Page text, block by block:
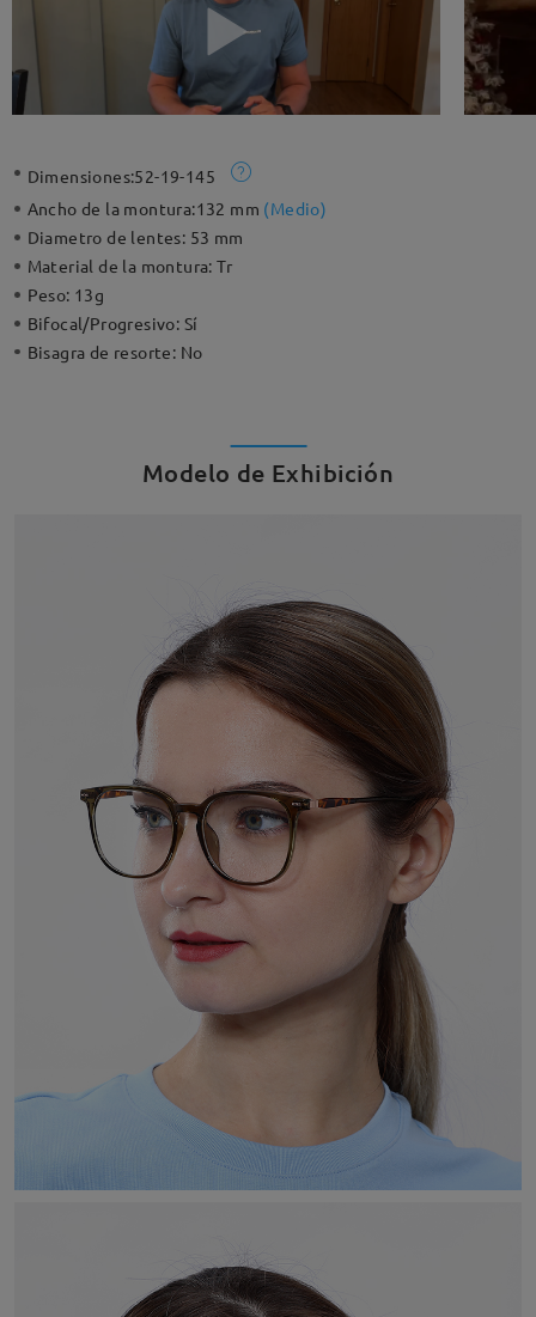
Dimensiones:52-19-145
Ancho de la montura:132 mm (Medio)
Diametro de lentes: 53 mm
Material de la montura:Tr
Peso: 13g
Bifocal/Progresivo: Sí
Bisagra de resorte: No
Modelo de Exhibición